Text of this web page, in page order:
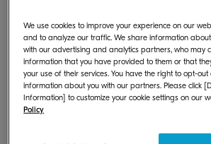
ンを通し、複合機やプリンタ
どのITサービスを組み合わせて
とって最適なビジネスワークフ
る、デジタル時代に合わせた
ューションをご提案します。当
自製品とサービスの提供を通し
We use cookies to improve your experience on our
and to analyze our traffic. We share information
with our advertising and analytics partners, who may
information that you have provided to them or that
your use of their services. You have the right to opt-
information about you with our partners. Please click
Information] to customize your cookie settings on our
Policy